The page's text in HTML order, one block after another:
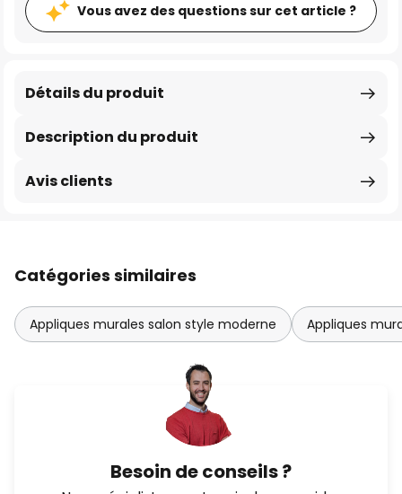
Vous avez des questions sur cet article ?
Description du produit
Détails du produit
Avis clients
Catégories similaires
Appliques murales salon style moderne Appliques
Besoin de conseils ?